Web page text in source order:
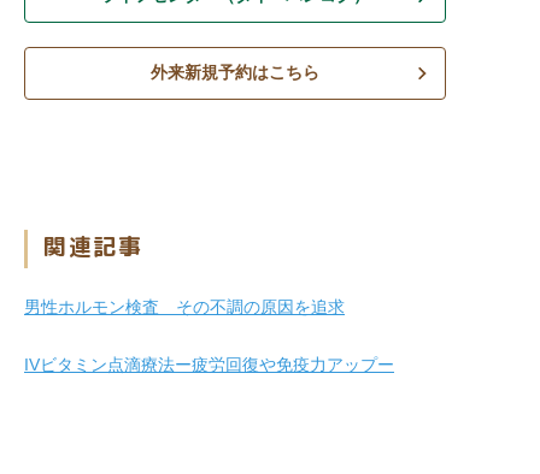
外来新規予約はこちら
関連記事
男性ホルモン検査 その不調の原因を追求
IVビタミン点滴療法ー疲労回復や免疫力アップー